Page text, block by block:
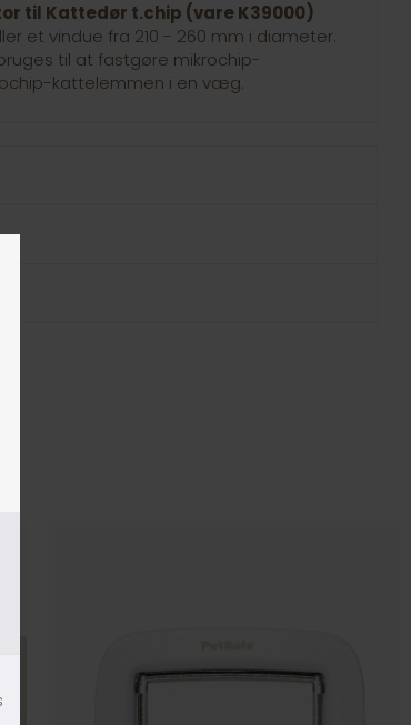
til Kattedør t.chip (vareK39000)
et vindue fra 210 - 260 mm i diameter.
til at fastgøre mikrochip-
kattelemmen i en væg.